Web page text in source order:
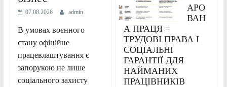
07.08.2026 admin
В умовах воєнного
стану офіційне
працевлаштування є
запорукою не лише
соціального захисту
АРО
ВАН
А ПРАЦЯ =
ТРУДОВІ ПРАВА І
СОЦІАЛЬНІ
ГАРАНТІЇ ДЛЯ
НАЙМАНИХ
ПРАЦІВНИКІВ